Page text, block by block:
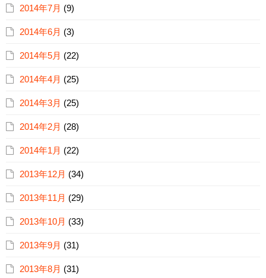
2014年7月 (9)
2014年6月 (3)
2014年5月 (22)
2014年4月 (25)
2014年3月 (25)
2014年2月 (28)
2014年1月 (22)
2013年12月 (34)
2013年11月 (29)
2013年10月 (33)
2013年9月 (31)
2013年8月 (31)